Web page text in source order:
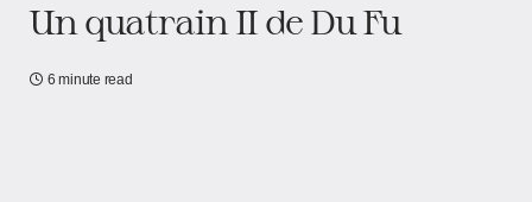
Un quatrain II de Du Fu
6 minute read